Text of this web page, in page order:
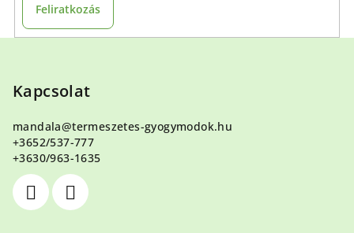
Feliratkozás
Kapcsolat
mandala@termeszetes-gyogymodok.hu
+3652/537-777
+3630/963-1635